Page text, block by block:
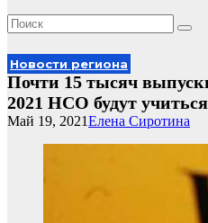
Новости региона
Почти 15 тысяч
2021 НСО будут
Елена Сиротина
Май 19, 2021